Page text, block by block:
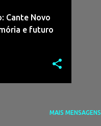
Cante Novo
e futuro
MAIS MENSAGENS